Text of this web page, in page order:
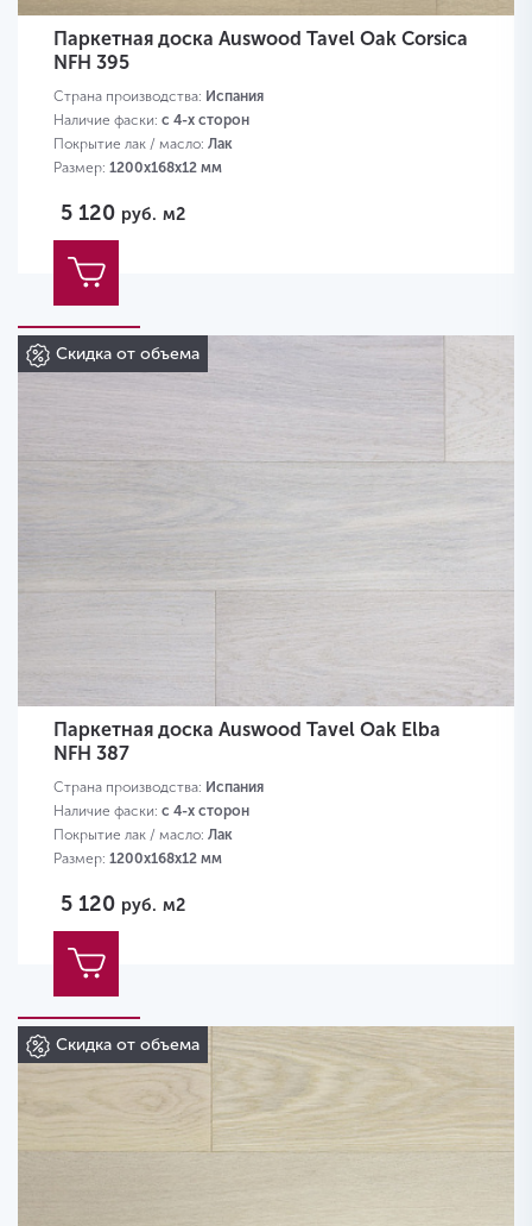
Паркетная доска Auswood Tavel Oak Corsica
NFH 395
Страна производства: Испания
Наличие фаски: с 4-х сторон
Покрытие лак / масло: Лак
Размер: 1200х168х12 мм
5 120 руб. м2
Скидка от объема
Паркетная доска Auswood Tavel Oak Elba
NFH 387
Страна производства: Испания
Наличие фаски: с 4-х сторон
Покрытие лак / масло: Лак
Размер: 1200х168х12 мм
5 120 руб. м2
Скидка от объема